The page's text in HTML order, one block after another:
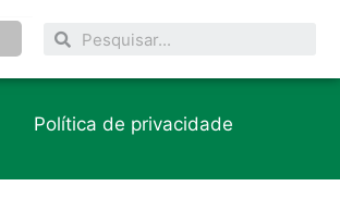
Política de privacidade